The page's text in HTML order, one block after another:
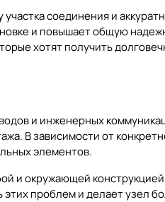
соединения и
и повышает общую
хотят получить
и инженерных
В зависимости от
элементов.
и окружающей
проблем и делает узел